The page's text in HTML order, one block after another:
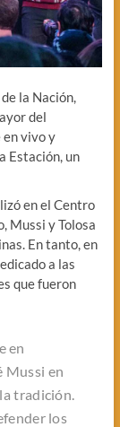
la Nación,
del
en vivo y
Estación, un
en el Centro
Mussi y Tolosa
En tanto, en
a las
que fueron
en
Mussi en
tradición.
los